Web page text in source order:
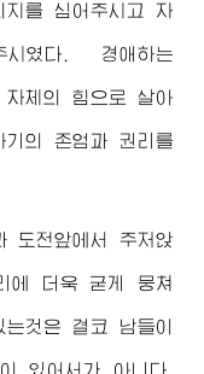
지를 심어주시고 자
시였다. 경애하는
체의 힘으로 살아
의 존엄과 권리를
도전앞에서 주저앉
에 더욱 굳게 뭉쳐
것은 결코 남들이
있어서가 아니다.